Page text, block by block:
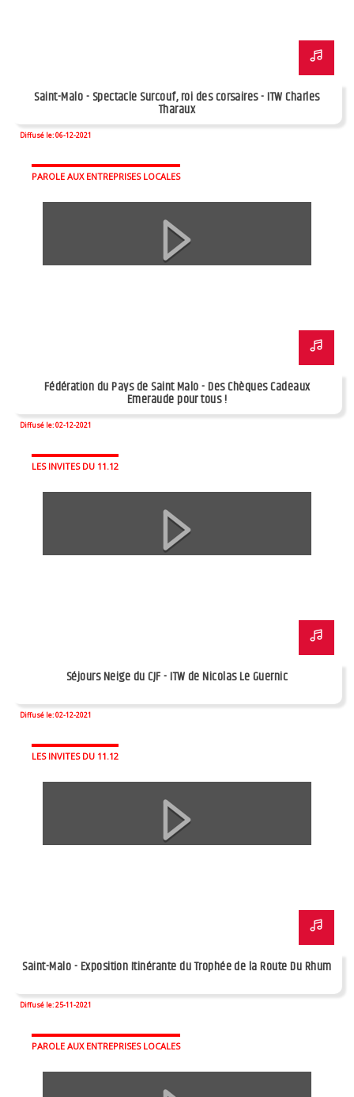
Saint-Malo - Spectacle Surcouf, roi des corsaires - ITW Charles
Tharaux
Diffusé le: 06-12-2021
PAROLE AUX ENTREPRISES LOCALES
Fédération du Pays de Saint Malo - Des Chèques Cadeaux
Emeraude pour tous !
Diffusé le: 02-12-2021
LES INVITES DU 11.12
Séjours Neige du CJF - ITW de Nicolas Le Guernic
Diffusé le: 02-12-2021
LES INVITES DU 11.12
Saint-Malo - Exposition Itinérante du Trophée de la Route Du Rhum
Diffusé le: 25-11-2021
PAROLE AUX ENTREPRISES LOCALES